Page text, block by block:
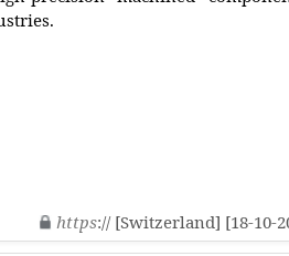
https:// [Switzerland] [18-10-